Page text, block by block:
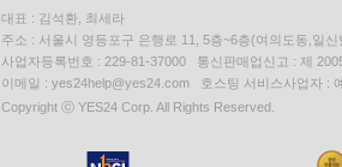
대표 : 김석환, 최세라
주소 : 서울시 영등포구 은행로 11, 5층~6층(여의도동,일신
사업자등록번호 : 229-81-37000 통신판매업신고 : 제
이메일 : yes24help@yes24.com 호스팅 서비스사업자 :
Copyright ⓒ YES24 Corp. All Rights Reserved.